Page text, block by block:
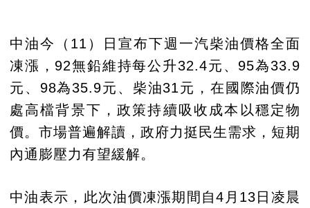
中油今（11）日宣布下週一汽柴油價格全面
凍漲，92無鉛維持每公升32.4元、95為33.9
元、98為35.9元、柴油31元，在國際油價仍
處高檔背景下，政策持續吸收成本以穩定物
價。市場普遍解讀，政府力挺民生需求，短期
內通膨壓力有望緩解。
中油表示，此次油價凍漲期間自4月13日凌晨